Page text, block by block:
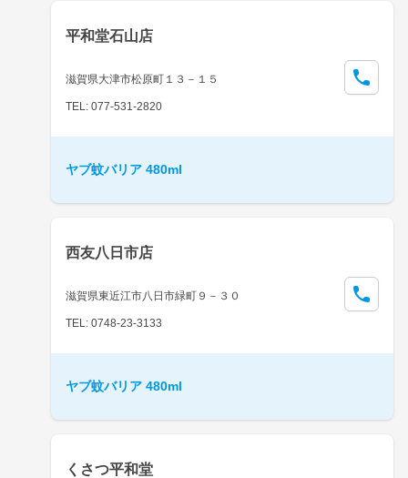
平和堂石山店
滋賀県大津市松原町１３－１５
TEL: 077-531-2820
ヤブ蚊バリア 480ml
西友八日市店
滋賀県東近江市八日市緑町９－３０
TEL: 0748-23-3133
ヤブ蚊バリア 480ml
くさつ平和堂